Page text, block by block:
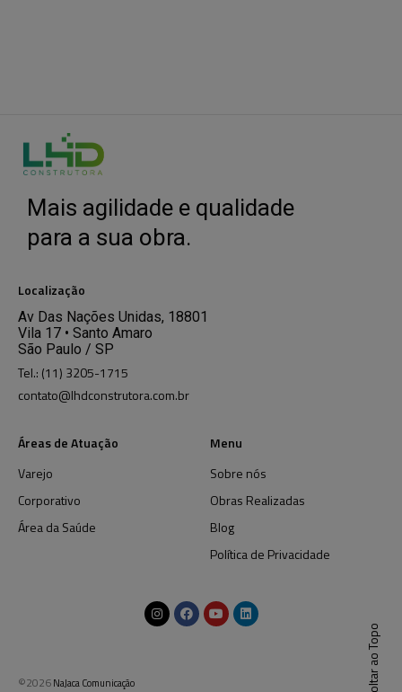
Mais agilidade e qualidade
para a sua obra.
Localização
Av Das Nações Unidas, 18801
Vila 17 • Santo Amaro
São Paulo / SP
Tel.: (11) 3205-1715
contato@lhdconstrutora.com.br
Áreas de Atuação
Varejo
Corporativo
Área da Saúde
Menu
Sobre nós
Obras Realizadas
Blog
Política de Privacidade
Voltar ao Topo
©2026NaJaca Comunicação